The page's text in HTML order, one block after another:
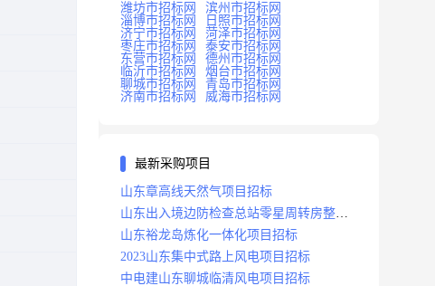
潍坊市招标网
滨州市招标网
淄博市招标网
日照市招标网
济宁市招标网
菏泽市招标网
枣庄市招标网
泰安市招标网
东营市招标网
德州市招标网
临沂市招标网
烟台市招标网
聊城市招标网
青岛市招标网
济南市招标网
威海市招标网
最新采购项目
山东章高线天然气项目招标
山东出入境边防检查总站零星周转房整修
项目招标中标
山东裕龙岛炼化一体化项目招标
2023山东集中式路上风电项目招标
中电建山东聊城临清风电项目招标